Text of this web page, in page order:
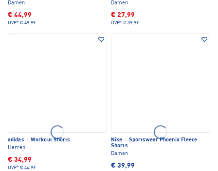
Damen
€ 44,99
UVP* € 49,99
Damen
€ 27,99
UVP* € 39,99
adidas · Workout Shorts
Herren
€ 34,99
UVP* € 44,99
Nike · Sportswear Phoenix Fleece
Shorts
Damen
€ 39,99